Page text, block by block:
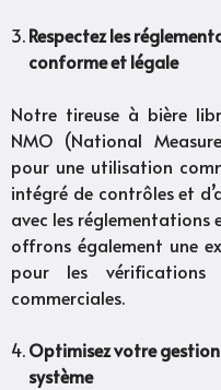
Respectez les
conforme et légale
Notre tireuse à bière
NMO (National
pour une utilisation
intégré de contrôles et
avec les réglementations
offrons également une
pour les
commerciales.
Optimisez votre
système